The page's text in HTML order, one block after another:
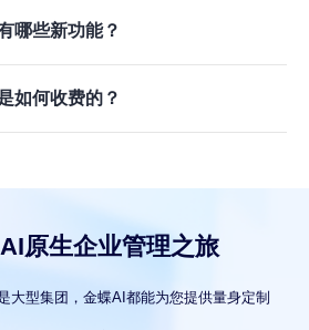
哪些新功能？
如何收费的？
原生企业管理之旅
大型集团，金蝶AI都能为您提供量身定制